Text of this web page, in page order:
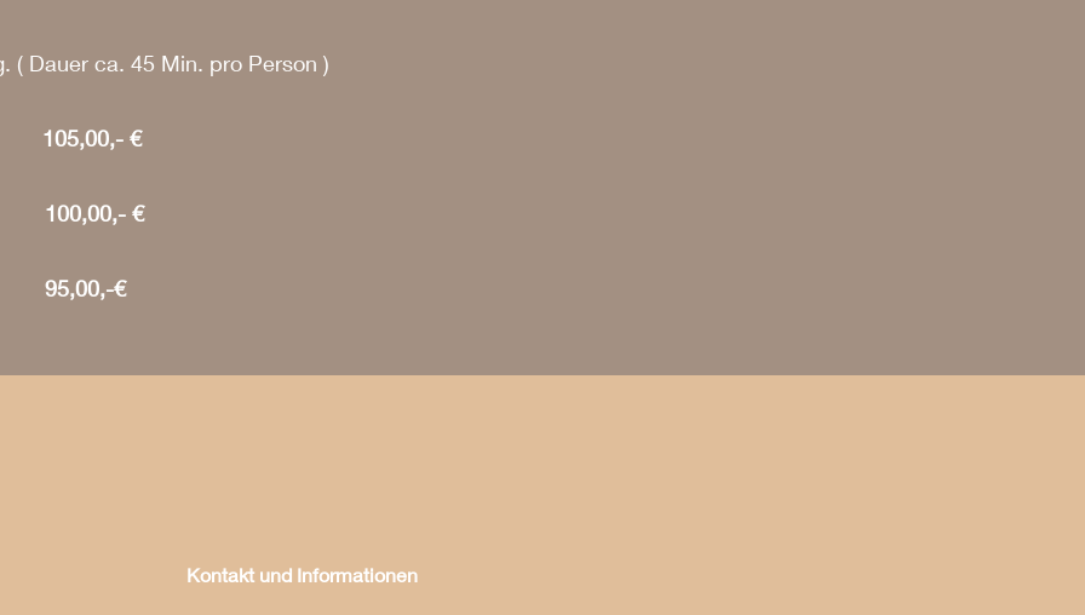
( Dauer ca. 45 Min. pro Person )
105,00,- €
100,00,- €
95,00,-€
Kontakt und Informationen